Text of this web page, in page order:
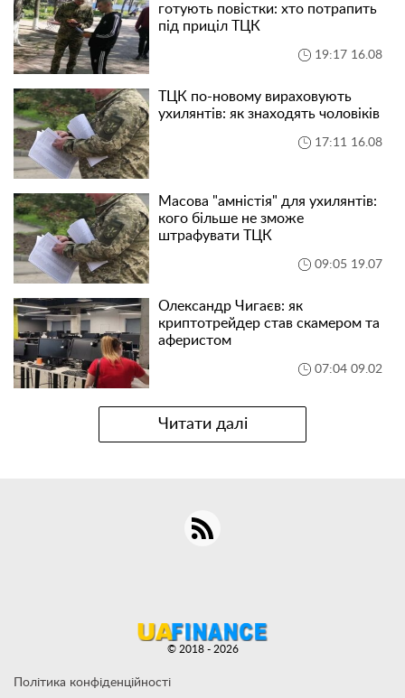
готують повістки: хто потрапить
під приціл ТЦК
19:17 16.08
ТЦК по-новому вираховують
ухилянтів: як знаходять чоловіків
17:11 16.08
Масова "амністія" для ухилянтів:
кого більше не зможе
штрафувати ТЦК
09:05 19.07
Олександр Чигаєв: як
криптотрейдер став скамером та
аферистом
07:04 09.02
Читати далі
Політика конфіденційності
© 2018 - 2026